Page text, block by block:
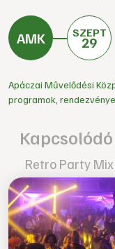
SZEPT
29
Apáczai Művelődési
programok
Retro Party Mix